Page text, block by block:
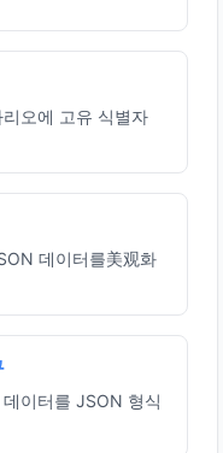
오에 고유 식별자
데이터를美观화
이터를 JSON 형식